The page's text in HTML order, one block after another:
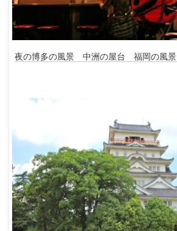
夜の博多の風景 中洲の屋台 福岡の風景